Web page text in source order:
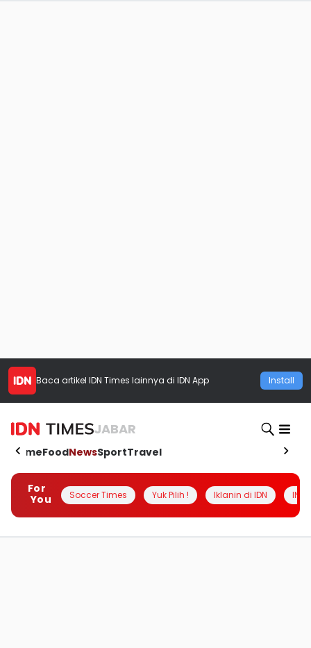
Baca artikel IDN Times lainnya di IDN App Install
JABAR
HomeFoodNewsSportTravel
For
You
Soccer Times Yuk Pilih ! Iklanin di IDN